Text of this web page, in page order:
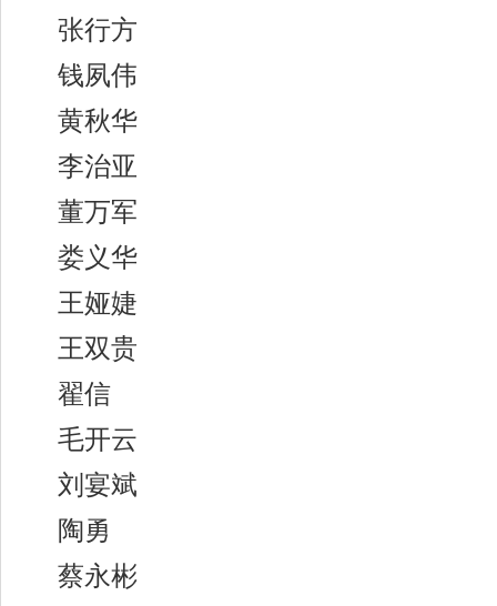
张行方
钱夙伟
黄秋华
李治亚
董万军
娄义华
王娅婕
王双贵
翟信
毛开云
刘宴斌
陶勇
蔡永彬